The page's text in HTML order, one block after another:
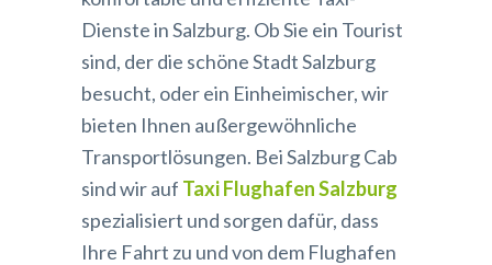
Dienste in Salzburg. Ob Sie ein Tourist
sind, der die schöne Stadt Salzburg
besucht, oder ein Einheimischer, wir
bieten Ihnen außergewöhnliche
Transportlösungen. Bei Salzburg Cab
sind wir auf Taxi Flughafen Salzburg
spezialisiert und sorgen dafür, dass
Ihre Fahrt zu und von dem Flughafen